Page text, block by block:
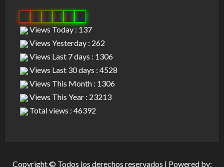
0 3 1 1 9
Views Today : 137
Views Yesterday : 262
Views Last 7 days : 1306
Views Last 30 days : 4528
Views This Month : 1306
Views This Year : 23213
Total views : 46392
Copyright © Todos los derechos reservados | Powered by: